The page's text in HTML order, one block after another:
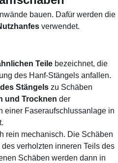
bauen. Dafür werden die
verwendet.
Teile bezeichnet, die
des Hanf-Stängels anfallen.
Stängels zu Schäben
und Trocknen der
einer Faseraufschlussanlage in
rein mechanisch. Die Schäben
verholzten inneren Teils des
Schäben werden dann in